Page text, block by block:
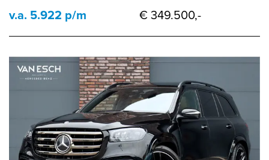
v.a. 5.922 p/m € 349.500,-